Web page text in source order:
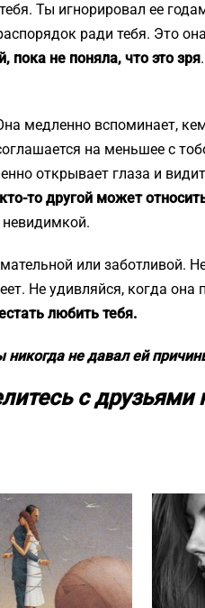
Ты игнорировал ее
ради тебя. Это
пока не поняла, что это зря
медленно вспоминает,
на меньшее с
открывает глаза и
то другой может
невидимкой.
или заботливой.
Не удивляйся, когда она
любить тебя.
не давал ей
с друзьями